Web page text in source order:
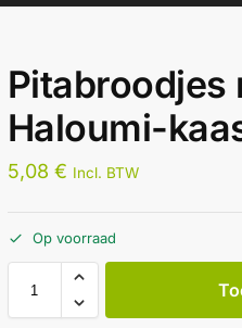
Pitabroodjes
Haloumi-
5,08 € Incl. BTW
Op voorraad